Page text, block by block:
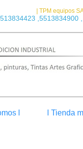
| TPM equipos
,5513834900
l l Tienda